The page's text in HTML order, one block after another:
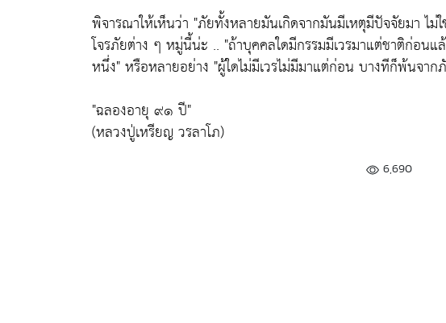
พิจารณาให้เห็นว่า "ภัยทั้งหลายมันเกิดจากมันมีเหตุมีปัจจัยมา ไม่
โจรภัยต่าง ๆ หมู่นี้น่ะ .. "ถ้าบุคคลใดมีกรรมมีเวรมาแต่ชาติก่อน
หนึ่ง"หรือหลายอย่าง "ผู้ใดไม่มีเวรไม่มีมาแต่ก่อน บางทีก็พ้นจา
"ฉลองอายุ ๙๑ ปี"
(หลวงปู่เหรียญ วรลาโภ)
6,690